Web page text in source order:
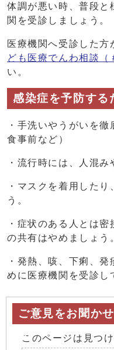
体調が悪い時、普段と
関を受診しましょう。
医療機関へ受診した方
ども医療でんわ相談（
い。
感染症を予防する
・手洗いやうがいを
食事前など）
・流行時には、人混
・マスクを着用した
う。
・症状のある人とは
の共有はやめましょう
・発熱、咳、下痢、
めに医療機関を受診し
ご意見をお聞か
このページは見つ